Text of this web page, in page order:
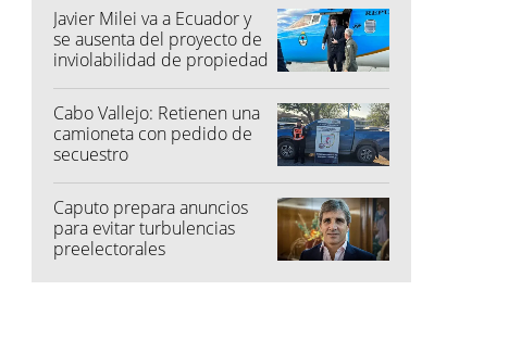
Javier Milei va a Ecuador y
se ausenta del proyecto de
inviolabilidad de propiedad
Cabo Vallejo: Retienen una
camioneta con pedido de
secuestro
Caputo prepara anuncios
para evitar turbulencias
preelectorales